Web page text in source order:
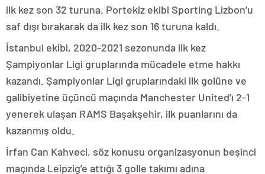
ilk kez son 32 turuna, Portekiz ekibi Sporting Lizbon’u
saf dışı bırakarak da ilk kez son 16 turuna kaldı.
İstanbul ekibi, 2020-2021 sezonunda ilk kez
Şampiyonlar Ligi gruplarında mücadele etme hakkı
kazandı. Şampiyonlar Ligi gruplarındaki ilk golüne ve
galibiyetine üçüncü maçında Manchester United’ı 2-1
yenerek ulaşan RAMS Başakşehir, ilk puanlarını da
kazanmış oldu.
İrfan Can Kahveci, söz konusu organizasyonun beşinci
maçında Leipzig’e attığı 3 golle takımı adına